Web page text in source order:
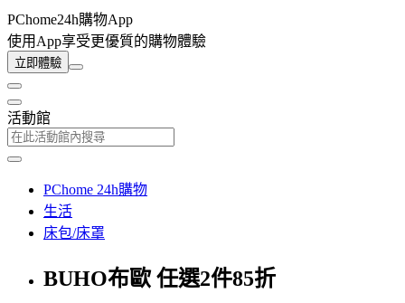
PChome24h購物App
使用App享受更優質的購物體驗
立即體驗
活動館
PChome 24h購物
生活
床包/床罩
BUHO布歐 任選2件85折